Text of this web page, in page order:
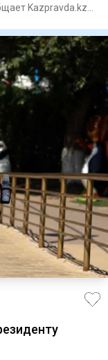
Kazpravda.kz